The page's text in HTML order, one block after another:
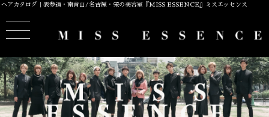
ヘアカタログ｜表参道・南青山/名古屋・栄の美容室『MISS ESSENCE』ミスエッセンス